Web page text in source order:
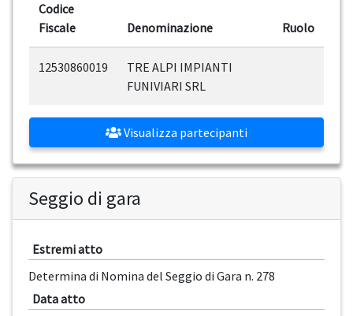
Codice
Fiscale
Denominazione Ruolo
12530860019
TRE ALPI IMPIANTI
FUNIVIARI SRL
Visualizza partecipanti
Seggio di gara
Estremi atto
Determina di Nomina del Seggio di Gara n. 278
Data atto